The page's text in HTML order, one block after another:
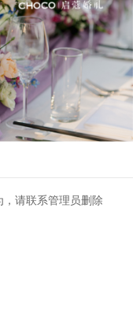
请联系管理员删除